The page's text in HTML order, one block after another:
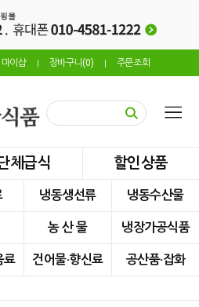
마이샵 장바구니(0) 주문조회
체급식 할인상품
냉동생선류 냉동수산물
농 산 물 냉장가공식품
료 건어물·향신료 공산품·잡화